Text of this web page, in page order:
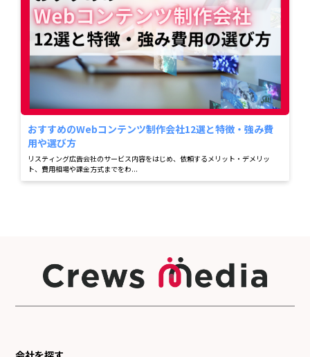
おすすめのWebコンテンツ制作会社12選と特徴・強み費
用や選び方
リスティング広告会社のサービス内容をはじめ、依頼するメリット・デメリッ
ト、費用相場や課金方式までをわ...